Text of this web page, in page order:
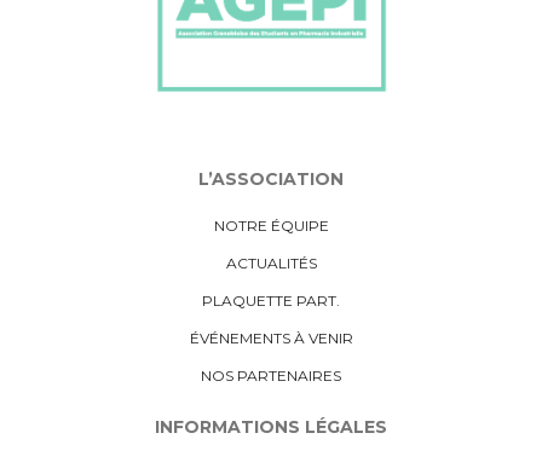
L’ASSOCIATION
NOTRE ÉQUIPE
ACTUALITÉS
PLAQUETTE PART.
ÉVÉNEMENTS À VENIR
NOS PARTENAIRES
INFORMATIONS LÉGALES